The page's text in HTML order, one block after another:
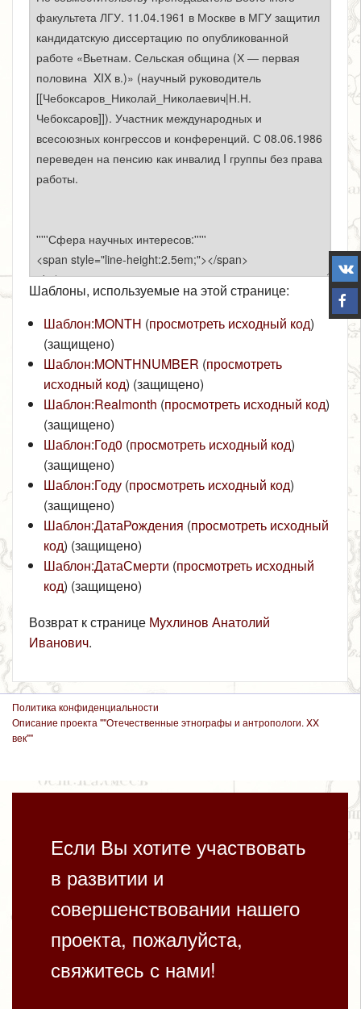
Шаблоны, используемые на этой странице:
Шаблон:MONTH (просмотреть исходный код)
(защищено)
Шаблон:MONTHNUMBER (просмотреть
исходный код) (защищено)
Шаблон:Realmonth (просмотреть исходный код)
(защищено)
Шаблон:Год0 (просмотреть исходный код)
(защищено)
Шаблон:Году(просмотреть исходный код)
(защищено)
Шаблон:ДатаРождения (просмотреть исходный
код) (защищено)
Шаблон:ДатаСмерти (просмотреть исходный
код) (защищено)
Возврат к странице Мухлинов Анатолий
Иванович.
Политика конфиденциальности
Описание проекта ""Отечественные этнографы и антропологи. XX
век""
Если Вы хотите участвовать
в развитии и
совершенствовании нашего
проекта, пожалуйста,
свяжитесь с нами!